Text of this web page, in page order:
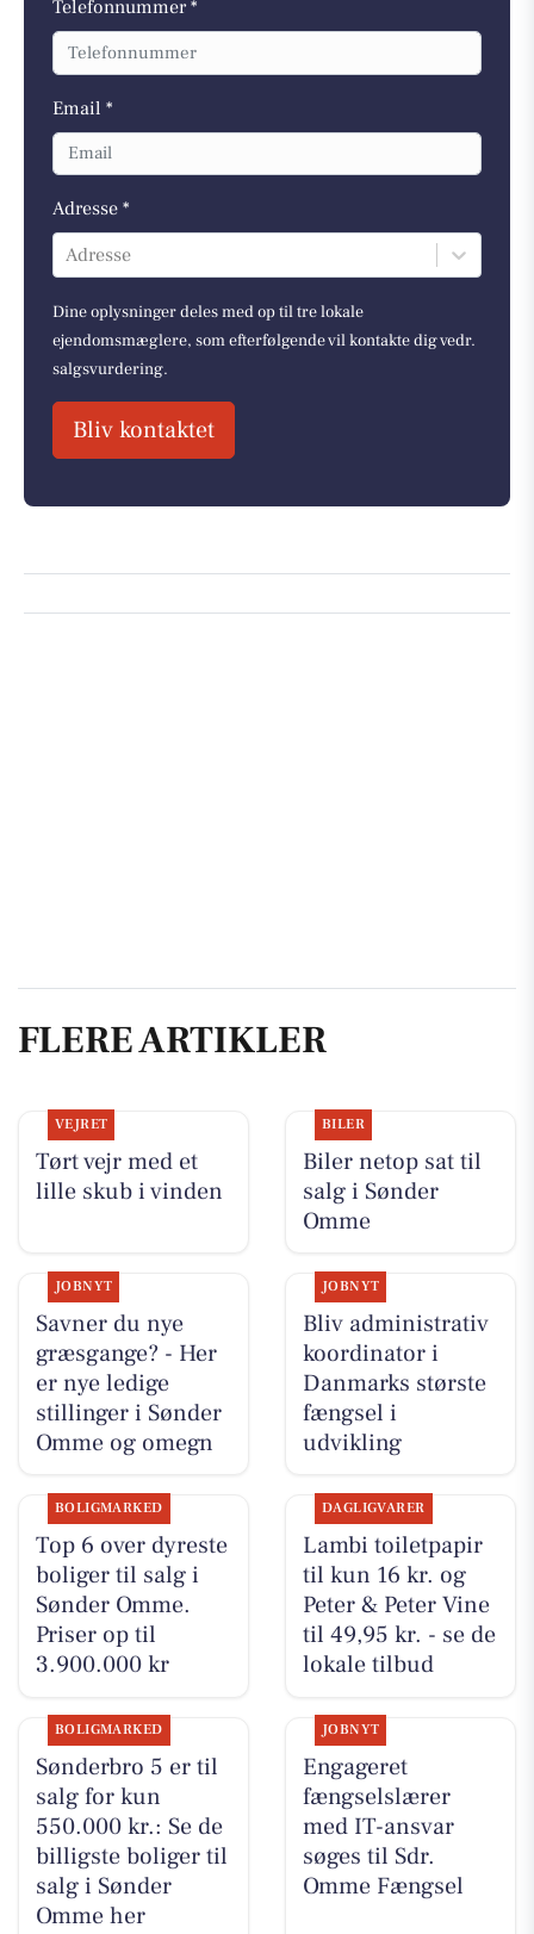
Telefonnummer *
Email *
Adresse *
Adresse
Dine oplysninger deles med op til tre lokale
ejendomsmæglere, som efterfølgende vil kontakte dig vedr.
salgsvurdering.
Bliv kontaktet
FLERE ARTIKLER
VEJRET
Tørt vejr med et
lille skub i vinden
BILER
Biler netop sat til
salg i Sønder
Omme
JOBNYT
Savner du nye
græsgange? - Her
er nye ledige
stillinger i Sønder
Omme og omegn
JOBNYT
Bliv administrativ
koordinator i
Danmarks største
fængsel i
udvikling
BOLIGMARKED
Top 6 over dyreste
boliger til salg i
Sønder Omme.
Priser op til
3.900.000 kr
DAGLIGVARER
Lambi toiletpapir
til kun 16 kr. og
Peter & Peter Vine
til 49,95 kr. - se de
lokale tilbud
BOLIGMARKED
Sønderbro 5 er til
salg for kun
550.000 kr.: Se de
billigste boliger til
salg i Sønder
Omme her
JOBNYT
Engageret
fængselslærer
med IT-ansvar
søges til Sdr.
Omme Fængsel